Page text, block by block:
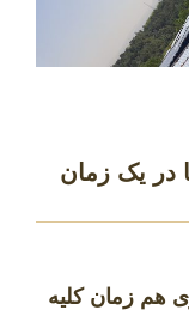
در یک زمان
هم زمان کلیه